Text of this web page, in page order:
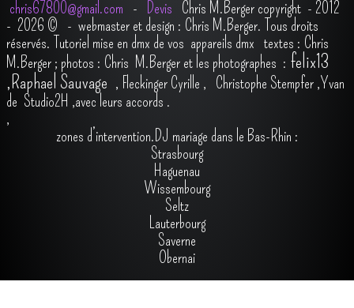
chris67800@gmail.com - Devis Chris M.Berger copyright - 2012
- 2026 © - webmaster et design : Chris M.Berger. Tous droits
réservés. Tutoriel mise en dmx de vos appareils dmx textes : Chris
M.Berger ; photos : Chris M.Berger et les photographes : felix13
,Raphael Sauvage , Fleckinger Cyrille , Christophe Stempfer ,Yvan
de Studio2H ,avec leurs accords .
,
zones d’intervention.DJ mariage dans le Bas-Rhin :
Strasbourg
Haguenau
Wissembourg
Seltz
Lauterbourg
Saverne
Obernai